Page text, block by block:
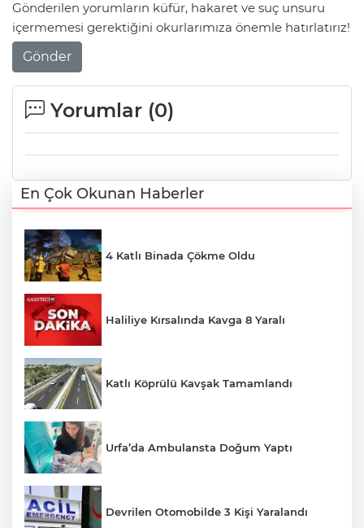
Gönderilen yorumların küfür, hakaret ve suç unsuru
içermemesi gerektiğini okurlarımıza önemle hatırlatırız!
Gönder
Yorumlar (0)
En Çok Okunan Haberler
4 Katlı Binada Çökme Oldu
Haliliye Kırsalında Kavga 8 Yaralı
Katlı Köprülü Kavşak Tamamlandı
Urfa’da Ambulansta Doğum Yaptı
Devrilen Otomobilde 3 Kişi Yaralandı